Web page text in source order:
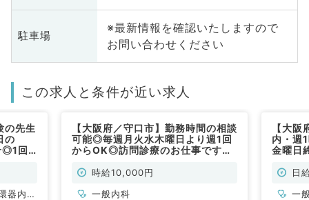
駐車場
※最新情報を確認いたしますので
お問い合わせください
この求人と条件が近い求人
の先生
の
◎1回5
器内
【大阪府／守口市】勤務時間の相談
可能◎毎週月火水木曜日より週1回
からOK◎訪問診療のお仕事です
時給10,000円
一般内科
【大
内・週
金曜日
日
一